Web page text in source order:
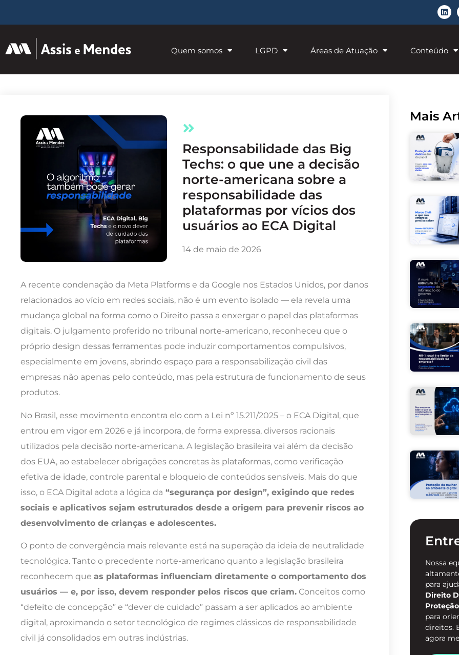
Quem somos LGPD Áreas de Atuação Conteúdo
Responsabilidade das Big
Techs: o que une a decisão
norte-americana sobre a
responsabilidade das
plataformas por vícios dos
usuários ao ECA Digital
14 de maio de 2026
A recente condenação da Meta Platforms e da Google nos Estados Unidos, por danos
relacionados ao vício em redes sociais, não é um evento isolado — ela revela uma
mudança global na forma como o Direito passa a enxergar o papel das plataformas
digitais. O julgamento proferido no tribunal norte-americano, reconheceu que o
próprio design dessas ferramentas pode induzir comportamentos compulsivos,
especialmente em jovens, abrindo espaço para a responsabilização civil das
empresas não apenas pelo conteúdo, mas pela estrutura de funcionamento de seus
produtos.
No Brasil, esse movimento encontra elo com a Lei nº 15.211/2025 – o ECA Digital, que
entrou em vigor em 2026 e já incorpora, de forma expressa, diversos racionais
utilizados pela decisão norte-americana. A legislação brasileira vai além da decisão
dos EUA, ao estabelecer obrigações concretas às plataformas, como verificação
efetiva de idade, controle parental e bloqueio de conteúdos sensíveis. Mais do que
isso, o ECA Digital adota a lógica da “segurança por design”, exigindo que redes
sociais e aplicativos sejam estruturados desde a origem para prevenir riscos ao
desenvolvimento de crianças e adolescentes.
O ponto de convergência mais relevante está na superação da ideia de neutralidade
tecnológica. Tanto o precedente norte-americano quanto a legislação brasileira
reconhecem que as plataformas influenciam diretamente o comportamento dos
usuários — e, por isso, devem responder pelos riscos que criam. Conceitos como
“defeito de concepção” e “dever de cuidado” passam a ser aplicados ao ambiente
digital, aproximando o setor tecnológico de regimes clássicos de responsabilidade
civil já consolidados em outras indústrias.
Mais
Nossa
para
Direito
para
direitos.
agora